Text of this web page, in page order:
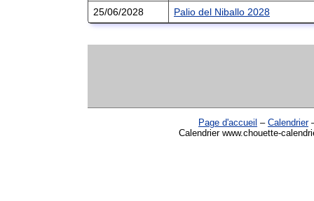
25/06/2028
Palio del Niballo 2028
Page d'accueil – Calendrier
Calendrier www.chouette-